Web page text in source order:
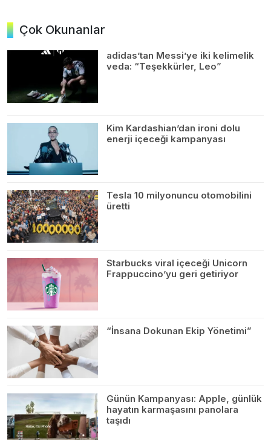
Çok Okunanlar
adidas’tan Messi’ye iki kelimelik
veda: “Teşekkürler, Leo”
Kim Kardashian’dan ironi dolu
enerji içeceği kampanyası
Tesla 10 milyonuncu otomobilini
üretti
Starbucks viral içeceği Unicorn
Frappuccino’yu geri getiriyor
“İnsana Dokunan Ekip Yönetimi”
Günün Kampanyası: Apple, günlük
hayatın karmaşasını panolara
taşıdı